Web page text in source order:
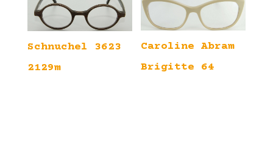
Schnuchel 3623
2129m
Caroline Abram
Brigitte 64